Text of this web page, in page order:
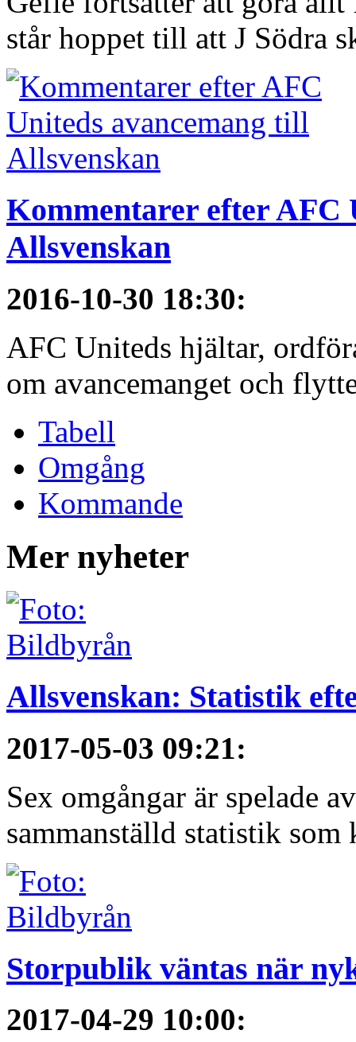
står hoppet till att J Södra
Kommentarer efter AFC
Allsvenskan
2016-10-30 18:30:
AFC Uniteds hjältar,
om avancemanget och
Tabell
Omgång
Kommande
Mer nyheter
Allsvenskan: Statistik
2017-05-03 09:21:
Sex omgångar är spelade
sammanställd statistik som
Storpublik väntas när
2017-04-29 10:00: